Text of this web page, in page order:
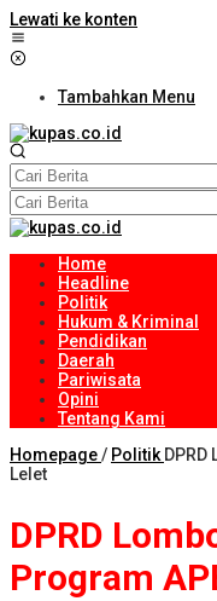
Lewati ke konten
Tambahkan Menu
Home
Headline
Politik
Hukum & Kriminal
Pendidikan
Daerah
Pariwisata
Opini
Tentang Kami
Homepage/ Politik
Lelet
DPRD
Program